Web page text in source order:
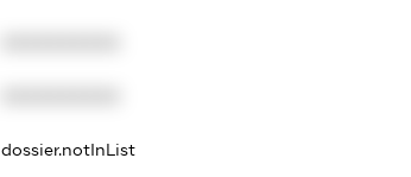
dossier.notInList